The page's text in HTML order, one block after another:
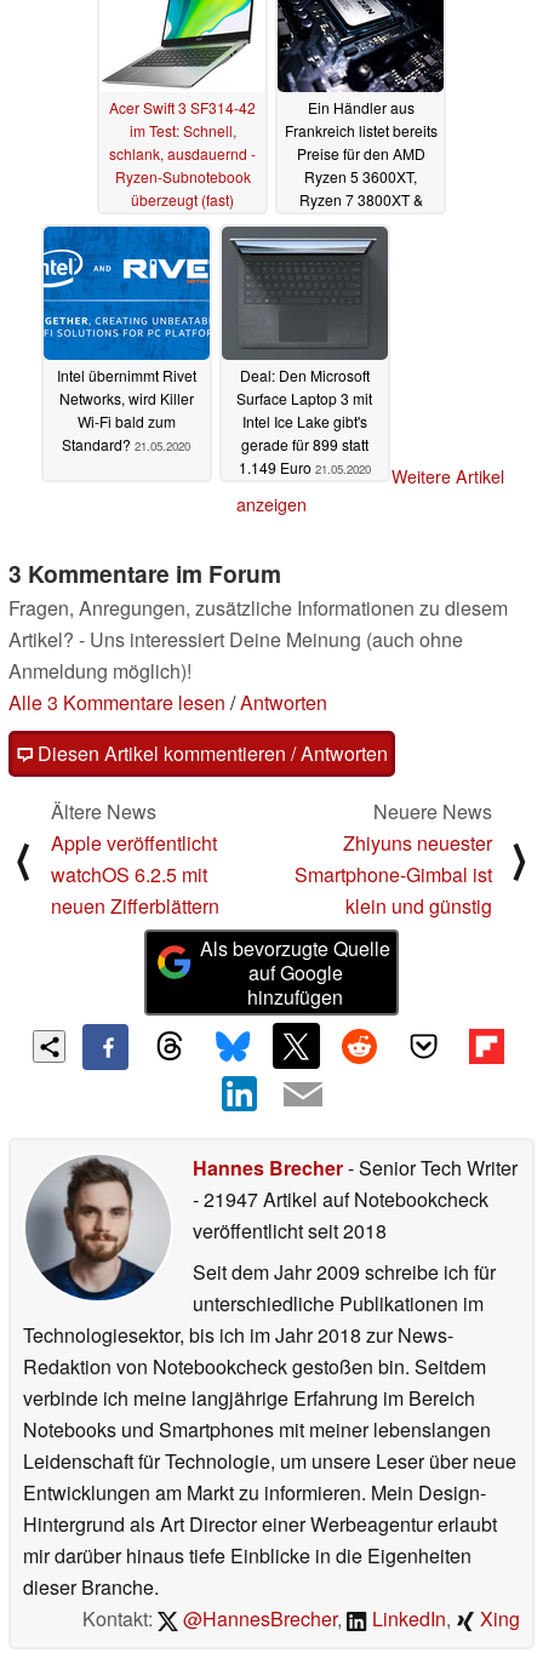
Acer Swift 3 SF314-42
im Test: Schnell,
schlank, ausdauernd -
Ryzen-Subnotebook
überzeugt (fast)
gänzlich 03.06.2020
Ein Händler aus
Frankreich listet bereits
Preise für den AMD
Ryzen 5 3600XT,
Ryzen 7 3800XT &
Ryzen 9 3900XT
01.06.2020
Intel übernimmt Rivet
Networks, wird Killer
Wi-Fi bald zum
Standard? 21.05.2020
Deal: Den Microsoft
Surface Laptop 3 mit
Intel Ice Lake gibt's
gerade für 899 statt
1.149 Euro 21.05.2020
Weitere Artikel
anzeigen
3 Kommentare im Forum
Fragen, Anregungen, zusätzliche Informationen zu diesem
Artikel? - Uns interessiert Deine Meinung (auch ohne
Anmeldung möglich)!
Alle 3 Kommentare lesen /Antworten
Diesen Artikel kommentieren / Antworten
⟨
Ältere News
Apple veröffentlicht
watchOS 6.2.5 mit
neuen Zifferblättern
Neuere News
Zhiyuns neuester
Smartphone-Gimbal ist
klein und günstig
⟩
Als bevorzugte Quelle
auf Google
hinzufügen
Hannes Brecher- Senior Tech Writer
- 21947 Artikel auf Notebookcheck
veröffentlichtseit 2018
Seit dem Jahr 2009 schreibe ich für
unterschiedliche Publikationen im
Technologiesektor, bis ich im Jahr 2018 zur News-
Redaktion von Notebookcheck gestoßen bin. Seitdem
verbinde ich meine langjährige Erfahrung im Bereich
Notebooks und Smartphones mit meiner lebenslangen
Leidenschaft für Technologie, um unsere Leser über neue
Entwicklungen am Markt zu informieren. Mein Design-
Hintergrund als Art Director einer Werbeagentur erlaubt
mir darüber hinaus tiefe Einblicke in die Eigenheiten
dieser Branche.
Kontakt:
@HannesBrecher, LinkedIn, Xing